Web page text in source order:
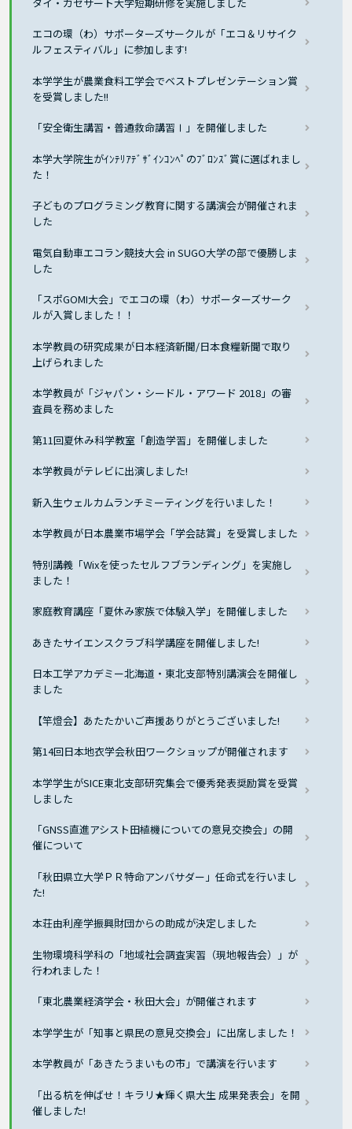
エコの環（わ）サポーターズサークルが「エコ＆リサイク
ルフェスティバル」に参加します!
本学学生が農業食料工学会でベストプレゼンテーション賞
を受賞しました!!
「安全衛生講習・普通救命講習Ⅰ」を開催しました
本学大学院生がｲﾝﾃﾘｱﾃﾞｻﾞｲﾝｺﾝﾍﾟのﾌﾞﾛﾝｽﾞ賞に選ばれまし
た！
子どものプログラミング教育に関する講演会が開催されま
した
電気自動車エコラン競技大会 in SUGO大学の部で優勝しま
した
「スポGOMI大会」でエコの環（わ）サポーターズサーク
ルが入賞しました！！
本学教員の研究成果が日本経済新聞/日本食糧新聞で取り
上げられました
本学教員が「ジャパン・シードル・アワード 2018」の審
査員を務めました
第11回夏休み科学教室「創造学習」を開催しました
本学教員がテレビに出演しました!
新入生ウェルカムランチミーティングを行いました！
本学教員が日本農業市場学会「学会誌賞」を受賞しました
特別講義「Wixを使ったセルフブランディング」を実施し
ました！
家庭教育講座「夏休み家族で体験入学」を開催しました
あきたサイエンスクラブ科学講座を開催しました!
日本工学アカデミー北海道・東北支部特別講演会を開催し
ました
【竿燈会】あたたかいご声援ありがとうございました!
第14回日本地衣学会秋田ワークショップが開催されます
本学学生がSICE東北支部研究集会で優秀発表奨励賞を受賞
しました
「GNSS直進アシスト田植機についての意見交換会」の開
催について
「秋田県立大学ＰＲ特命アンバサダー」任命式を行いまし
た!
本荘由利産学振興財団からの助成が決定しました
生物環境科学科の「地域社会調査実習（現地報告会）」が
行われました！
「東北農業経済学会・秋田大会」が開催されます
本学学生が「知事と県民の意見交換会」に出席しました！
本学教員が「あきたうまいもの市」で講演を行います
「出る杭を伸ばせ！キラリ★輝く県大生 成果発表会」を開
催しました!